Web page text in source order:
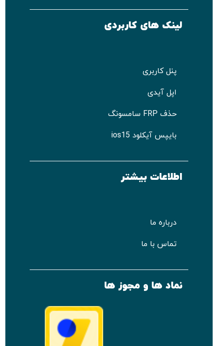
لینک های کاربردی
پنل کاربری
اپل آیدی
حذف FRP سامسونگ
بایپس آیکلود ios15
اطلاعات بیشتر
درباره ما
تماس با ما
نماد ها و مجوز ها